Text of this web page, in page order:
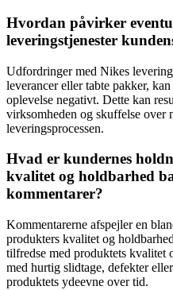
Hvordan påvirker
leveringstjenester
Udfordringer med Nikes
leverancer eller tabte pakker,
oplevelse negativt. Dette kan
virksomheden og skuffelse over
leveringsprocessen.
Hvad er kundernes
kvalitet og holdbarhed
kommentarer?
Kommentarerne afspejler en
produkters kvalitet og
tilfredse med produktets kvalitet
med hurtig slidtage, defekter
produktets ydeevne over tid.